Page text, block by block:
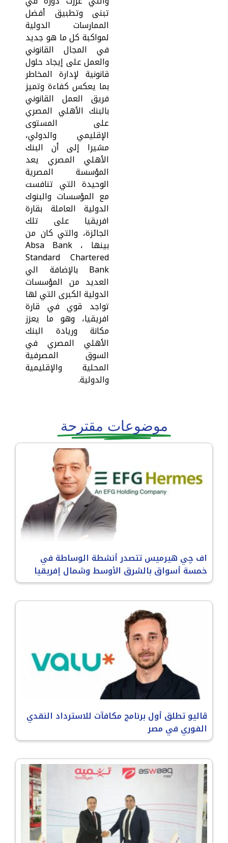
تبنى وتطبيق أفضل
الممارسات الدولية
لمواكبة كل ما هو جديد
في المجال القانوني
والعمل على إيجاد حلول
قانونية لإدارة المخاطر
بما يعكس كفاءة وتميز
فريق العمل القانوني
بالبنك الأهلي المصري
على المستوى
الإقليمي والدولي،
مشيرا إلى أن البنك
الأهلي المصري يعد
المؤسسة المصرية
الوحيدة التي تنافست
مع المؤسسات والبنوك
الدولية العاملة بقارة
افريقيا على تلك
الجائزة، والتي كان من
بينها Absa Bank ،
Standard Chartered
Bank بالإضافة الي
العديد من المؤسسات
الدولية الكبرى التي لها
تواجد قوي في قارة
افريقيا، وهو ما يعزز
مكانة وريادة البنك
الأهلي المصري في
السوق المصرفية
المحلية والإقليمية
والدولية.
موضوعات مقترحة
اف چي هيرميس تتصدر أنشطة الوساطة في
خمسة أسواق بالشرق الأوسط وشمال إفريقيا
ڤاليو تطلق أول برنامج مكافآت للاسترداد النقدي
الفوري في مصر